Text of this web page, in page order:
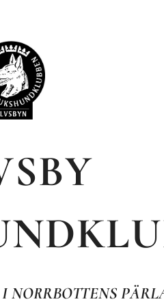
NORRBOTTENS